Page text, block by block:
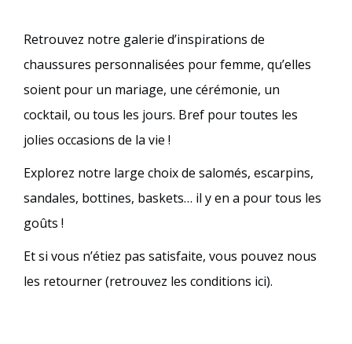
Retrouvez notre galerie d’inspirations de
chaussures personnalisées pour femme, qu’elles
soient pour un mariage, une cérémonie, un
cocktail, ou tous les jours. Bref pour toutes les
jolies occasions de la vie !
Explorez notre large choix de salomés, escarpins,
sandales, bottines, baskets… il y en a pour tous les
goûts !
Et si vous n’étiez pas satisfaite, vous pouvez nous
les retourner (retrouvez les conditions ici).